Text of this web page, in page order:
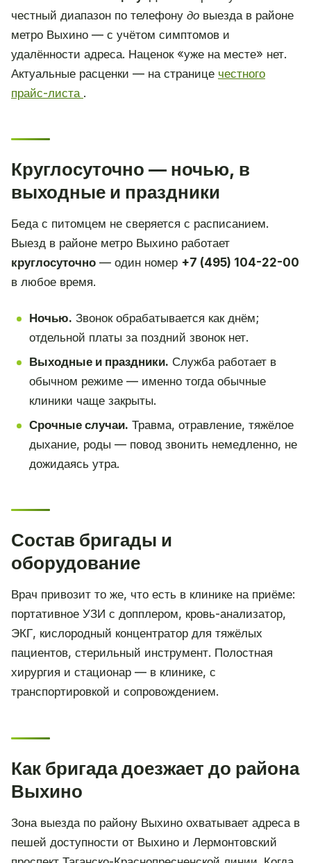
честный диапазон по телефону до выезда в районе
метро Выхино — с учётом симптомов и
удалённости адреса. Наценок «уже на месте» нет.
Актуальные расценки — на странице честного
прайс-листа .
Круглосуточно — ночью, в
выходные и праздники
Беда с питомцем не сверяется с расписанием.
Выезд в районе метро Выхино работает
круглосуточно — один номер +7 (495) 104-22-00
в любое время.
Ночью. Звонок обрабатывается как днём;
отдельной платы за поздний звонок нет.
Выходные и праздники. Служба работает в
обычном режиме — именно тогда обычные
клиники чаще закрыты.
Срочные случаи. Травма, отравление, тяжёлое
дыхание, роды — повод звонить немедленно, не
дожидаясь утра.
Состав бригады и
оборудование
Врач привозит то же, что есть в клинике на приёме:
портативное УЗИ с допплером, кровь-анализатор,
ЭКГ, кислородный концентратор для тяжёлых
пациентов, стерильный инструмент. Полостная
хирургия и стационар — в клинике, с
транспортировкой и сопровождением.
Как бригада доезжает до района
Выхино
Зона выезда по району Выхино охватывает адреса в
пешей доступности от Выхино и Лермонтовский